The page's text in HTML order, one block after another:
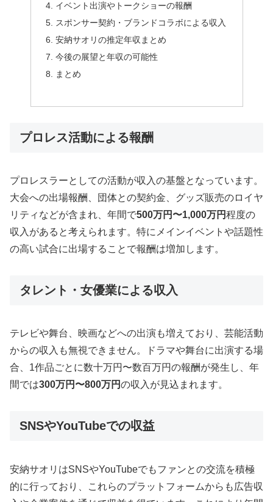
イベント出演やトークショーの報酬
スポンサー契約・ブランドコラボによる収入
安納サオリの推定年収まとめ
今後の展望と年収の可能性
まとめ
プロレス活動による報酬
プロレスラーとしての活動が収入の基盤となっています。
大会への出場報酬、団体との契約金、グッズ販売のロイヤ
リティなどが含まれ、年間で500万円〜1,000万円程度の
収入があると考えられます。特にメインイベントや話題性
の高い試合に出場することで報酬は増加します。
タレント・女優業による収入
テレビや舞台、映画などへの出演も増えており、芸能活動
からの収入も無視できません。ドラマや舞台に出演する場
合、1作品ごとに数十万円〜数百万円の報酬が発生し、年
間では300万円〜800万円の収入が見込まれます。
SNSやYouTubeでの収益
安納サオリはSNSやYouTubeでもファンとの交流を積極
的に行っており、これらのプラットフォームからも広告収